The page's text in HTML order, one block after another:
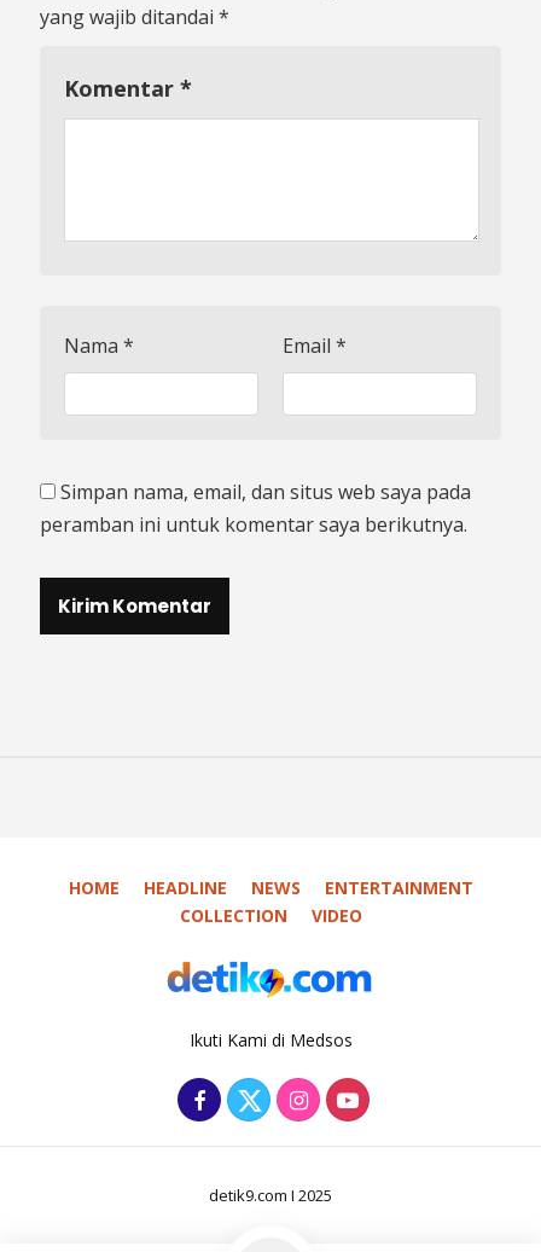
yang wajib ditandai *
Komentar *
Nama * Email *
Simpan nama, email, dan situs web saya pada
peramban ini untuk komentar saya berikutnya.
HOME HEADLINE NEWS
ENTERTAINMENT
COLLECTION
VIDEO
Ikuti Kami di Medsos
detik9.com I 2025